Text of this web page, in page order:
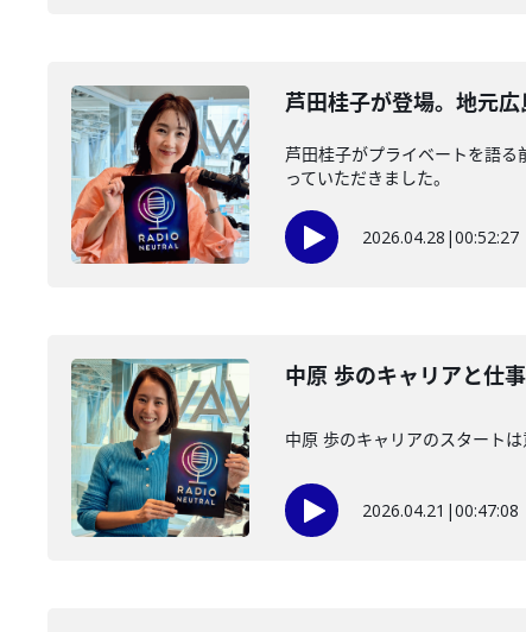
芦田桂子が登場。地元
芦田桂子がプライベートを語
っていただきました。
2026.04.28 |00:52:27
中原 歩のキャリアと仕
中原 歩のキャリアのスタート
2026.04.21 |00:47:08